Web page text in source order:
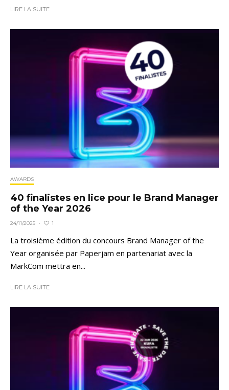
LIRE LA SUITE
AWARDS
40 finalistes en lice pour le Brand Manager
of the Year 2026
24/11/2025 · 1
La troisième édition du concours Brand Manager of the
Year organisée par Paperjam en partenariat avec la
MarkCom mettra en...
LIRE LA SUITE